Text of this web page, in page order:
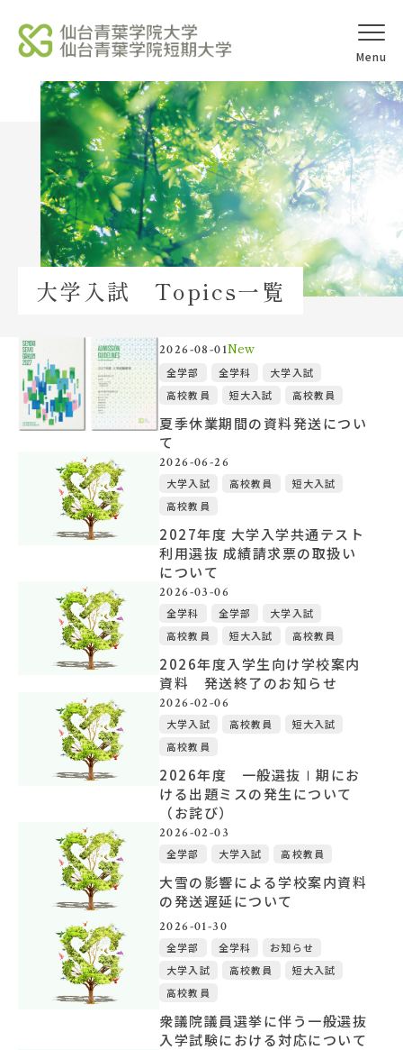
オープンキャ
ンパス
アクセス
学校法人北杜学園
Topics
イベント一覧
教員紹介
教職員募集
大学概要
北杜学園設置校
大学入試 Topics一覧
2026-08-01New
全学部 全学科
大学入試
高校教員
短大入試 高校教員
夏季休業期間の資料発送につい
て
2026-06-26
大学入試 高校教員
短大入試
高校教員
2027年度 大学入学共通テスト
利用選抜 成績請求票の取扱い
について
2026-03-06
全学科 全学部
大学入試
高校教員
短大入試 高校教員
2026年度入学生向け学校案内
資料 発送終了のお知らせ
2026-02-06
大学入試 高校教員
短大入試
高校教員
2026年度 一般選抜Ⅰ期にお
ける出題ミスの発生について
（お詫び）
2026-02-03
全学部 大学入試 高校教員
大雪の影響による学校案内資料
の発送遅延について
2026-01-30
全学部 全学科
お知らせ
大学入試
高校教員
短大入試
高校教員
衆議院議員選挙に伴う一般選抜
入学試験における対応について